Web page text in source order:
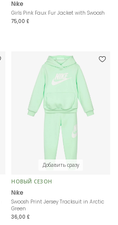
Nike
Girls Pink Faux Fur Jacket with Swoosh
75,00 £
Добавить сразу
НОВЫЙ СЕЗОН
Nike
Swoosh Print Jersey Tracksuit in Arctic
Green
36,00 £